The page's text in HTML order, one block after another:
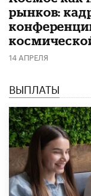
рынков:
14 АПРЕЛЯ
ВЫПЛАТЫ